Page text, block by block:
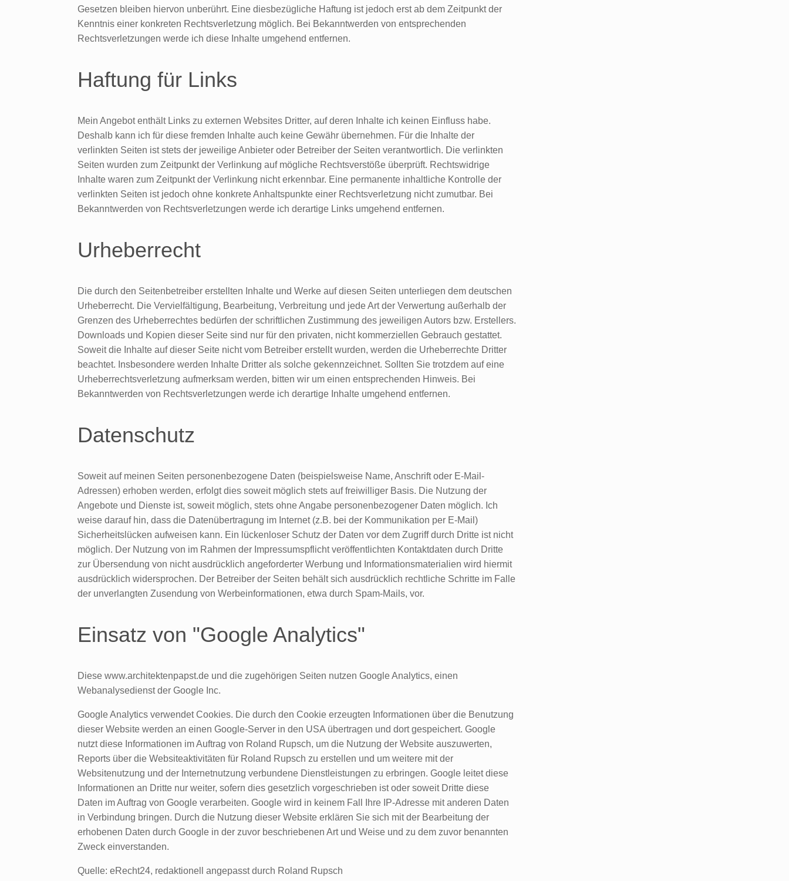
Gesetzen bleiben hiervon unberührt. Eine diesbezügliche Haftung ist jedoch erst ab dem Zeitpunkt der
Kenntnis einer konkreten Rechtsverletzung möglich. Bei Bekanntwerden von entsprechenden
Rechtsverletzungen werde ich diese Inhalte umgehend entfernen.
Haftung für Links
Mein Angebot enthält Links zu externen Websites Dritter, auf deren Inhalte ich keinen Einfluss habe.
Deshalb kann ich für diese fremden Inhalte auch keine Gewähr übernehmen. Für die Inhalte der
verlinkten Seiten ist stets der jeweilige Anbieter oder Betreiber der Seiten verantwortlich. Die verlinkten
Seiten wurden zum Zeitpunkt der Verlinkung auf mögliche Rechtsverstöße überprüft. Rechtswidrige
Inhalte waren zum Zeitpunkt der Verlinkung nicht erkennbar. Eine permanente inhaltliche Kontrolle der
verlinkten Seiten ist jedoch ohne konkrete Anhaltspunkte einer Rechtsverletzung nicht zumutbar. Bei
Bekanntwerden von Rechtsverletzungen werde ich derartige Links umgehend entfernen.
Urheberrecht
Die durch den Seitenbetreiber erstellten Inhalte und Werke auf diesen Seiten unterliegen dem deutschen
Urheberrecht. Die Vervielfältigung, Bearbeitung, Verbreitung und jede Art der Verwertung außerhalb der
Grenzen des Urheberrechtes bedürfen der schriftlichen Zustimmung des jeweiligen Autors bzw. Erstellers.
Downloads und Kopien dieser Seite sind nur für den privaten, nicht kommerziellen Gebrauch gestattet.
Soweit die Inhalte auf dieser Seite nicht vom Betreiber erstellt wurden, werden die Urheberrechte Dritter
beachtet. Insbesondere werden Inhalte Dritter als solche gekennzeichnet. Sollten Sie trotzdem auf eine
Urheberrechtsverletzung aufmerksam werden, bitten wir um einen entsprechenden Hinweis. Bei
Bekanntwerden von Rechtsverletzungen werde ich derartige Inhalte umgehend entfernen.
Datenschutz
Soweit auf meinen Seiten personenbezogene Daten (beispielsweise Name, Anschrift oder E-Mail-
Adressen) erhoben werden, erfolgt dies soweit möglich stets auf freiwilliger Basis. Die Nutzung der
Angebote und Dienste ist, soweit möglich, stets ohne Angabe personenbezogener Daten möglich. Ich
weise darauf hin, dass die Datenübertragung im Internet (z.B. bei der Kommunikation per E-Mail)
Sicherheitslücken aufweisen kann. Ein lückenloser Schutz der Daten vor dem Zugriff durch Dritte ist nicht
möglich. Der Nutzung von im Rahmen der Impressumspflicht veröffentlichten Kontaktdaten durch Dritte
zur Übersendung von nicht ausdrücklich angeforderter Werbung und Informationsmaterialien wird hiermit
ausdrücklich widersprochen. Der Betreiber der Seiten behält sich ausdrücklich rechtliche Schritte im Falle
der unverlangten Zusendung von Werbeinformationen, etwa durch Spam-Mails, vor.
Einsatz von "Google Analytics"
Diese www.architektenpapst.de und die zugehörigen Seiten nutzen Google Analytics, einen
Webanalysedienst der Google Inc.
Google Analytics verwendet Cookies. Die durch den Cookie erzeugten Informationen über die Benutzung
dieser Website werden an einen Google-Server in den USA übertragen und dort gespeichert. Google
nutzt diese Informationen im Auftrag von Roland Rupsch, um die Nutzung der Website auszuwerten,
Reports über die Websiteaktivitäten für Roland Rupsch zu erstellen und um weitere mit der
Websitenutzung und der Internetnutzung verbundene Dienstleistungen zu erbringen. Google leitet diese
Informationen an Dritte nur weiter, sofern dies gesetzlich vorgeschrieben ist oder soweit Dritte diese
Daten im Auftrag von Google verarbeiten. Google wird in keinem Fall Ihre IP-Adresse mit anderen Daten
in Verbindung bringen. Durch die Nutzung dieser Website erklären Sie sich mit der Bearbeitung der
erhobenen Daten durch Google in der zuvor beschriebenen Art und Weise und zu dem zuvor benannten
Zweck einverstanden.
Quelle: eRecht24, redaktionell angepasst durch Roland Rupsch